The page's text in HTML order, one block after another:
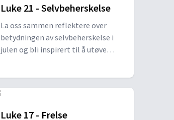
Luke 21 - Selvbeherskelse
La oss sammen reflektere over
betydningen av selvbeherskelse i
julen og bli inspirert til å utøve
Luke 17 - Frelse